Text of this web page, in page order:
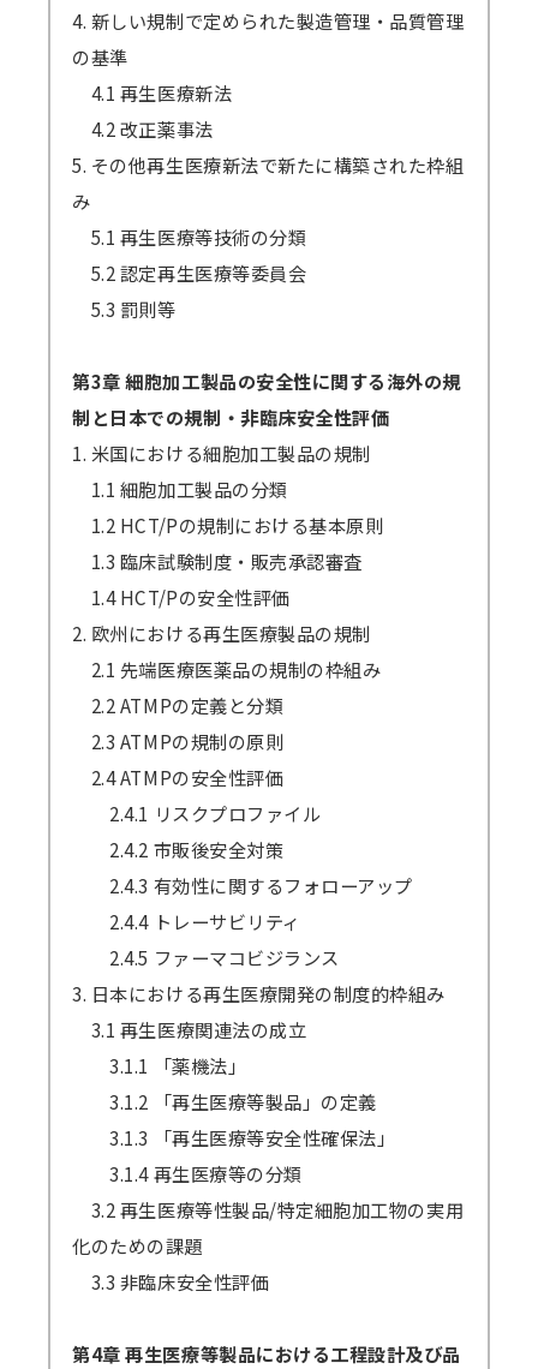
4. 新しい規制で定められた製造管理・品質管理
の基準
4.1 再生医療新法
4.2 改正薬事法
5. その他再生医療新法で新たに構築された枠組
み
5.1 再生医療等技術の分類
5.2 認定再生医療等委員会
5.3 罰則等
第3章 細胞加工製品の安全性に関する海外の規
制と日本での規制・非臨床安全性評価
1. 米国における細胞加工製品の規制
1.1 細胞加工製品の分類
1.2 HCT/Pの規制における基本原則
1.3 臨床試験制度・販売承認審査
1.4 HCT/Pの安全性評価
2. 欧州における再生医療製品の規制
2.1 先端医療医薬品の規制の枠組み
2.2 ATMPの定義と分類
2.3 ATMPの規制の原則
2.4 ATMPの安全性評価
2.4.1 リスクプロファイル
2.4.2 市販後安全対策
2.4.3 有効性に関するフォローアップ
2.4.4 トレーサビリティ
2.4.5 ファーマコビジランス
3. 日本における再生医療開発の制度的枠組み
3.1 再生医療関連法の成立
3.1.1 「薬機法」
3.1.2 「再生医療等製品」の定義
3.1.3 「再生医療等安全性確保法」
3.1.4 再生医療等の分類
3.2 再生医療等性製品/特定細胞加工物の実用
化のための課題
3.3 非臨床安全性評価
第4章 再生医療等製品における工程設計及び品